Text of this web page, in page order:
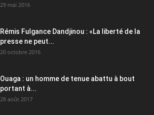
29 mai 2016
Rémis Fulgance Dandjinou : «La liberté de la
presse ne peut...
20 octobre 2016
Ouaga : un homme de tenue abattu à bout
portant à...
28 août 2017